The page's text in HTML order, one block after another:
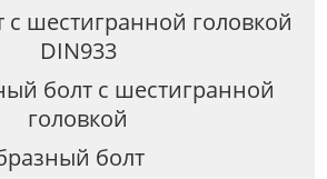
шестигранной головкой
DIN933
болт с шестигранной
головкой
болт